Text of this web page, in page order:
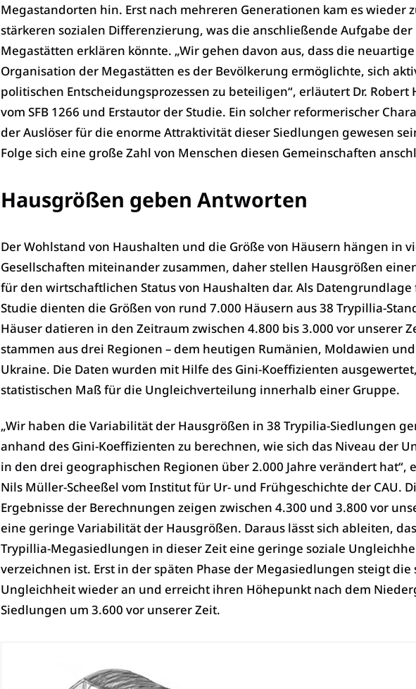
Megastandorten hin. Erst nach mehreren Generationen kam es wieder
stärkeren sozialen Differenzierung, was die anschließende Aufgabe der
Megastätten erklären könnte. „Wir gehen davon aus, dass die
Organisation der Megastätten es der Bevölkerung ermöglichte, sich
politischen Entscheidungsprozessen zu beteiligen“, erläutert Dr. Robert
vom SFB 1266 und Erstautor der Studie. Ein solcher reformerischer
der Auslöser für die enorme Attraktivität dieser Siedlungen gewesen
Folge sich eine große Zahl von Menschen diesen Gemeinschaften
Hausgrößen geben Antworten
Der Wohlstand von Haushalten und die Größe von Häusern hängen in
Gesellschaften miteinander zusammen, daher stellen Hausgrößen
für den wirtschaftlichen Status von Haushalten dar. Als Datengrundlage
Studie dienten die Größen von rund 7.000 Häusern aus 38 Trypillia-
Häuser datieren in den Zeitraum zwischen 4.800 bis 3.000 vor unserer
stammen aus drei Regionen – dem heutigen Rumänien, Moldawien
Ukraine. Die Daten wurden mit Hilfe des Gini-Koeffizienten
statistischen Maß für die Ungleichverteilung innerhalb einer Gruppe.
„Wir haben die Variabilität der Hausgrößen in 38 Trypilia-Siedlungen
anhand des Gini-Koeffizienten zu berechnen, wie sich das Niveau der
in den drei geographischen Regionen über 2.000 Jahre verändert hat“,
Nils Müller-Scheeßel vom Institut für Ur- und Frühgeschichte der CAU.
Ergebnisse der Berechnungen zeigen zwischen 4.300 und 3.800 vor
eine geringe Variabilität der Hausgrößen. Daraus lässt sich ableiten,
Trypillia-Megasiedlungen in dieser Zeit eine geringe soziale
verzeichnen ist. Erst in der späten Phase der Megasiedlungen steigt die
Ungleichheit wieder an und erreicht ihren Höhepunkt nach dem
Siedlungen um 3.600 vor unserer Zeit.